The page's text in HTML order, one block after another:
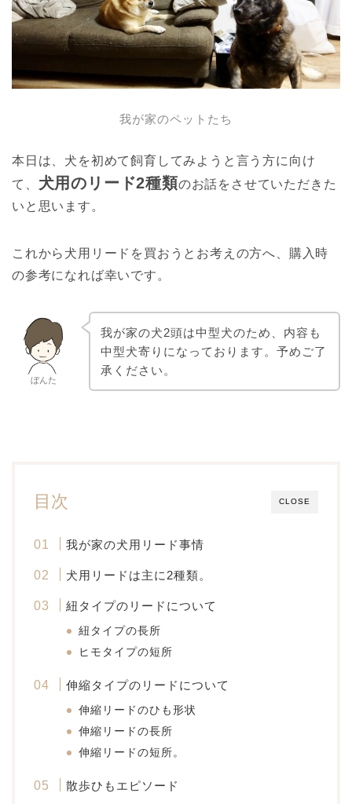
我が家のペットたち
本日は、犬を初めて飼育してみようと言う方に向け
て、 犬用のリード2種類のお話をさせていただきた
いと思います。
これから犬用リードを買おうとお考えの方へ、購入時
の参考になれば幸いです。
ぼんた
我が家の犬2頭は中型犬のため、内容も
中型犬寄りになっております。予めご了
承ください。
CLOSE
目次
我が家の犬用リード事情
犬用リードは主に2種類。
紐タイプのリードについて
紐タイプの長所
ヒモタイプの短所
伸縮タイプのリードについて
伸縮リードのひも形状
伸縮リードの長所
伸縮リードの短所。
散歩ひもエピソード